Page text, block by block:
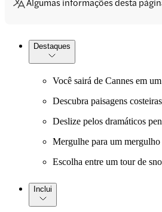
Destaques
Você sairá de Cannes em
Descubra paisagens
Deslize pelos dramáticos
Mergulhe para um mergulho
Escolha entre um tour de
Inclui